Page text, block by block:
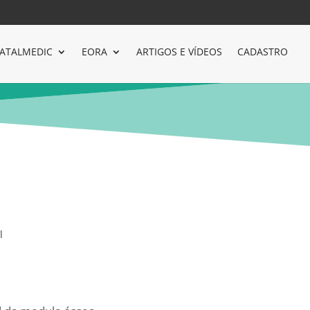
EORA ARTIGOS E VÍDEOS CADASTRO